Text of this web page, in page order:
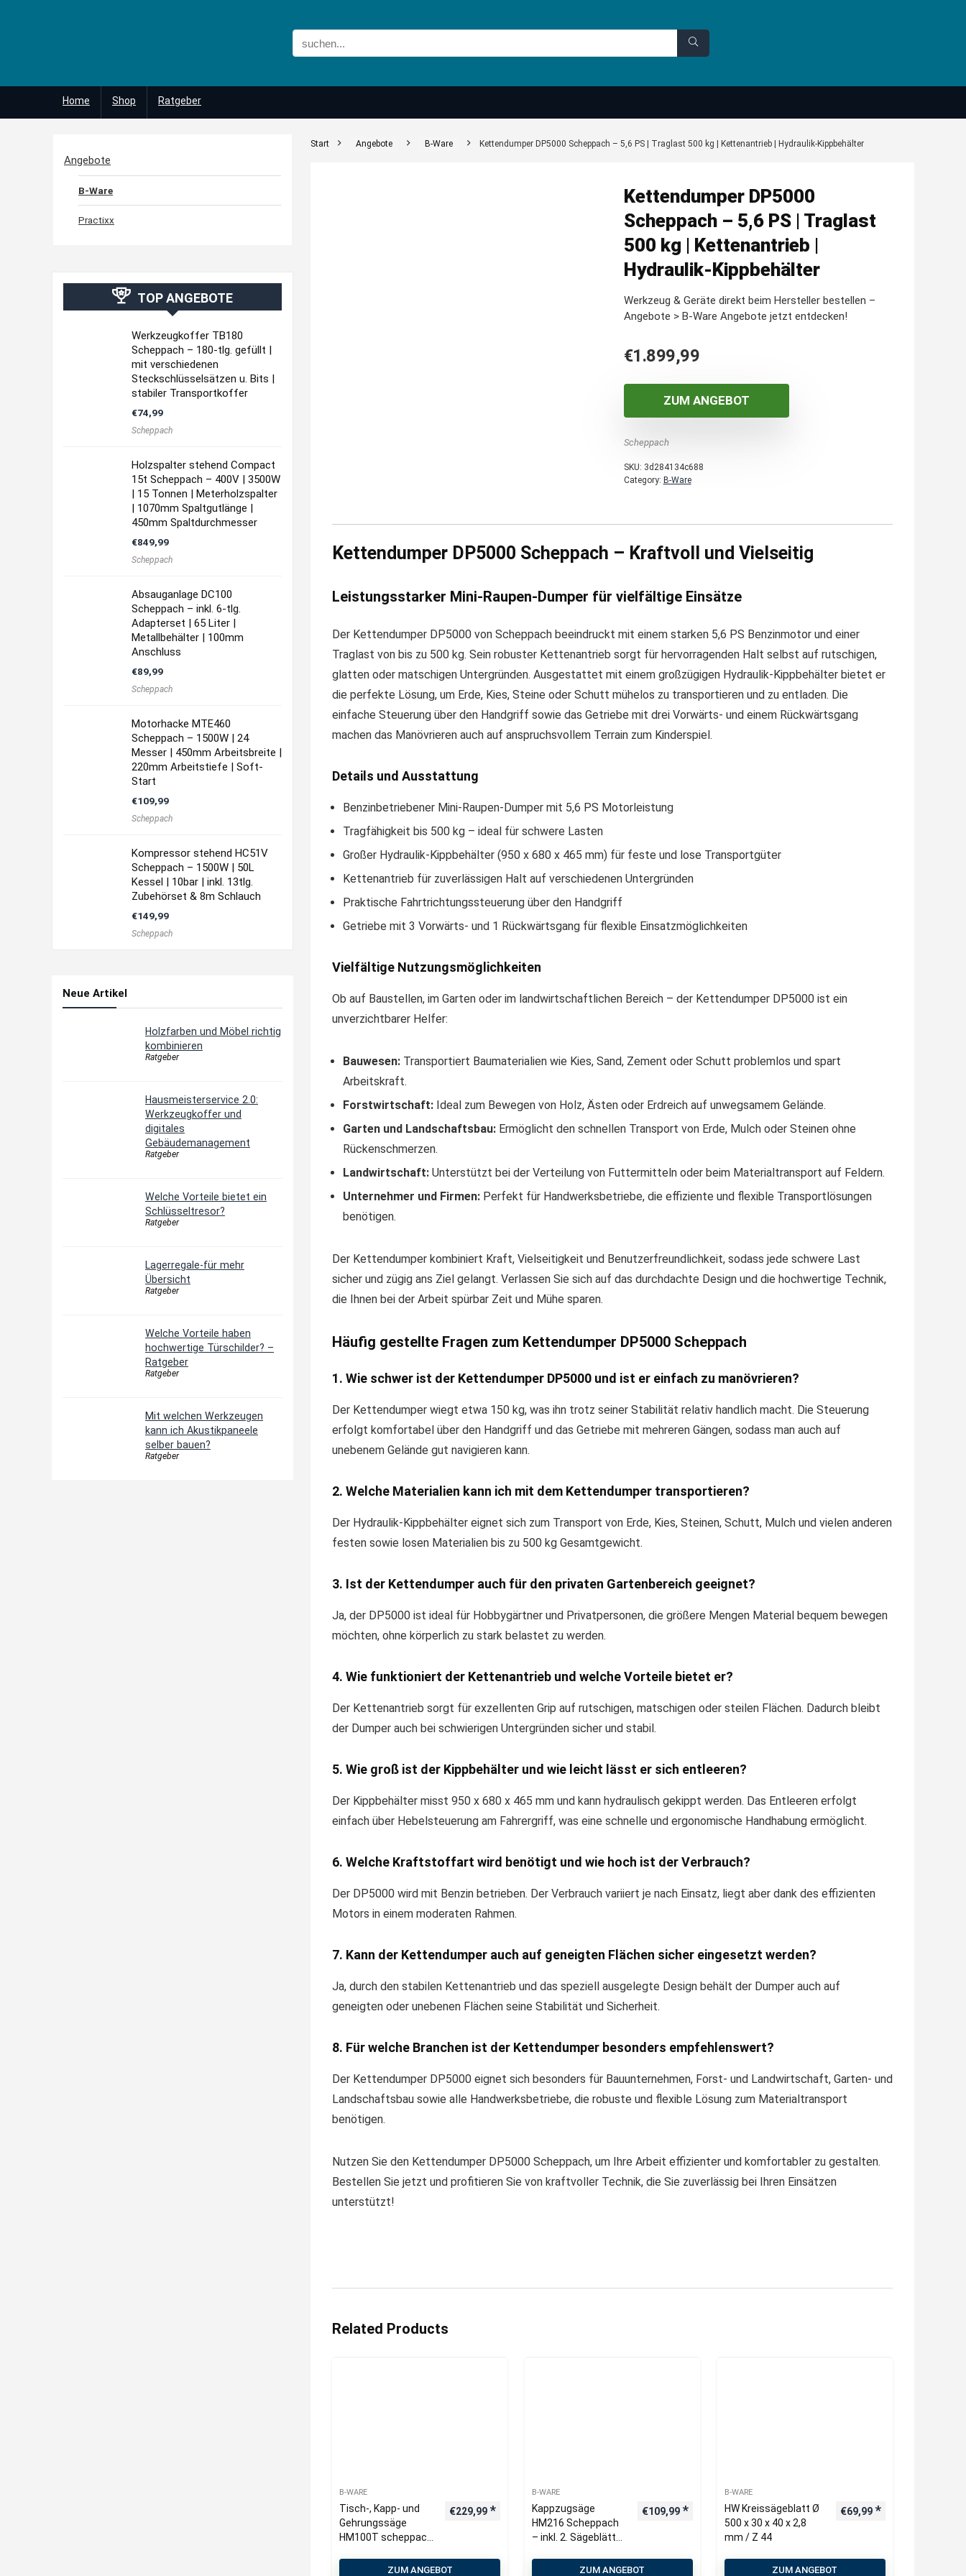
Home Shop Ratgeber
Start Angebote B-Ware Kettendumper DP5000 Scheppach – 5,6 PS | Traglast 500 kg | Kettenantrieb | Hydraulik-Kippbehälter
Kettendumper DP5000
Scheppach – 5,6 PS | Traglast
500 kg | Kettenantrieb |
Hydraulik-Kippbehälter
Werkzeug & Geräte direkt beim Hersteller bestellen –
Angebote > B-Ware Angebote jetzt entdecken!
€1.899,99
ZUM ANGEBOT
Scheppach
SKU: 3d284134c688
Category: B-Ware
Kettendumper DP5000 Scheppach – Kraftvoll und Vielseitig
Leistungsstarker Mini-Raupen-Dumper für vielfältige Einsätze
Der Kettendumper DP5000 von Scheppach beeindruckt mit einem starken 5,6 PS Benzinmotor und einer
Traglast von bis zu 500 kg. Sein robuster Kettenantrieb sorgt für hervorragenden Halt selbst auf rutschigen,
glatten oder matschigen Untergründen. Ausgestattet mit einem großzügigen Hydraulik-Kippbehälter bietet er
die perfekte Lösung, um Erde, Kies, Steine oder Schutt mühelos zu transportieren und zu entladen. Die
einfache Steuerung über den Handgriff sowie das Getriebe mit drei Vorwärts- und einem Rückwärtsgang
machen das Manövrieren auch auf anspruchsvollem Terrain zum Kinderspiel.
Details und Ausstattung
Benzinbetriebener Mini-Raupen-Dumper mit 5,6 PS Motorleistung
Tragfähigkeit bis 500 kg – ideal für schwere Lasten
Großer Hydraulik-Kippbehälter (950 x 680 x 465 mm) für feste und lose Transportgüter
Kettenantrieb für zuverlässigen Halt auf verschiedenen Untergründen
Praktische Fahrtrichtungssteuerung über den Handgriff
Getriebe mit 3 Vorwärts- und 1 Rückwärtsgang für flexible Einsatzmöglichkeiten
Vielfältige Nutzungsmöglichkeiten
Ob auf Baustellen, im Garten oder im landwirtschaftlichen Bereich – der Kettendumper DP5000 ist ein
unverzichtbarer Helfer:
Bauwesen: Transportiert Baumaterialien wie Kies, Sand, Zement oder Schutt problemlos und spart
Arbeitskraft.
Forstwirtschaft: Ideal zum Bewegen von Holz, Ästen oder Erdreich auf unwegsamem Gelände.
Garten und Landschaftsbau: Ermöglicht den schnellen Transport von Erde, Mulch oder Steinen ohne
Rückenschmerzen.
Landwirtschaft: Unterstützt bei der Verteilung von Futtermitteln oder beim Materialtransport auf Feldern.
Unternehmer und Firmen: Perfekt für Handwerksbetriebe, die effiziente und flexible Transportlösungen
benötigen.
Der Kettendumper kombiniert Kraft, Vielseitigkeit und Benutzerfreundlichkeit, sodass jede schwere Last
sicher und zügig ans Ziel gelangt. Verlassen Sie sich auf das durchdachte Design und die hochwertige Technik,
die Ihnen bei der Arbeit spürbar Zeit und Mühe sparen.
Häufig gestellte Fragen zum Kettendumper DP5000 Scheppach
1. Wie schwer ist der Kettendumper DP5000 und ist er einfach zu manövrieren?
Der Kettendumper wiegt etwa 150 kg, was ihn trotz seiner Stabilität relativ handlich macht. Die Steuerung
erfolgt komfortabel über den Handgriff und das Getriebe mit mehreren Gängen, sodass man auch auf
unebenem Gelände gut navigieren kann.
2. Welche Materialien kann ich mit dem Kettendumper transportieren?
Der Hydraulik-Kippbehälter eignet sich zum Transport von Erde, Kies, Steinen, Schutt, Mulch und vielen anderen
festen sowie losen Materialien bis zu 500 kg Gesamtgewicht.
3. Ist der Kettendumper auch für den privaten Gartenbereich geeignet?
Ja, der DP5000 ist ideal für Hobbygärtner und Privatpersonen, die größere Mengen Material bequem bewegen
möchten, ohne körperlich zu stark belastet zu werden.
4. Wie funktioniert der Kettenantrieb und welche Vorteile bietet er?
Der Kettenantrieb sorgt für exzellenten Grip auf rutschigen, matschigen oder steilen Flächen. Dadurch bleibt
der Dumper auch bei schwierigen Untergründen sicher und stabil.
5. Wie groß ist der Kippbehälter und wie leicht lässt er sich entleeren?
Der Kippbehälter misst 950 x 680 x 465 mm und kann hydraulisch gekippt werden. Das Entleeren erfolgt
einfach über Hebelsteuerung am Fahrergriff, was eine schnelle und ergonomische Handhabung ermöglicht.
6. Welche Kraftstoffart wird benötigt und wie hoch ist der Verbrauch?
Der DP5000 wird mit Benzin betrieben. Der Verbrauch variiert je nach Einsatz, liegt aber dank des effizienten
Motors in einem moderaten Rahmen.
7. Kann der Kettendumper auch auf geneigten Flächen sicher eingesetzt werden?
Ja, durch den stabilen Kettenantrieb und das speziell ausgelegte Design behält der Dumper auch auf
geneigten oder unebenen Flächen seine Stabilität und Sicherheit.
8. Für welche Branchen ist der Kettendumper besonders empfehlenswert?
Der Kettendumper DP5000 eignet sich besonders für Bauunternehmen, Forst- und Landwirtschaft, Garten- und
Landschaftsbau sowie alle Handwerksbetriebe, die robuste und flexible Lösung zum Materialtransport
benötigen.
Nutzen Sie den Kettendumper DP5000 Scheppach, um Ihre Arbeit effizienter und komfortabler zu gestalten.
Bestellen Sie jetzt und profitieren Sie von kraftvoller Technik, die Sie zuverlässig bei Ihren Einsätzen
unterstützt!
Related Products
B-WARE
Tisch-, Kapp- und
Gehrungssäge
HM100T scheppach
€229,99
ZUM ANGEBOT
B-WARE
Kappzugsäge
HM216 Scheppach
– inkl. 2. Sägeblätter
Schnittbreite |
€109,99
ZUM ANGEBOT
B-WARE
HW Kreissägeblatt Ø
500 x 30 x 40 x 2,8
mm / Z 44
€69,99
ZUM ANGEBOT
Angebote
B-Ware
Practixx
TOP ANGEBOTE
Werkzeugkoffer TB180
Scheppach – 180-tlg. gefüllt |
mit verschiedenen
Steckschlüsselsätzen u. Bits |
stabiler Transportkoffer
€74,99
Scheppach
Holzspalter stehend Compact
15t Scheppach – 400V | 3500W
| 15 Tonnen | Meterholzspalter
| 1070mm Spaltgutlänge |
450mm Spaltdurchmesser
€849,99
Scheppach
Absauganlage DC100
Scheppach – inkl. 6-tlg.
Adapterset | 65 Liter |
Metallbehälter | 100mm
Anschluss
€89,99
Scheppach
Motorhacke MTE460
Scheppach – 1500W | 24
Messer | 450mm Arbeitsbreite |
220mm Arbeitstiefe | Soft-
Start
€109,99
Scheppach
Kompressor stehend HC51V
Scheppach – 1500W | 50L
Kessel | 10bar | inkl. 13tlg.
Zubehörset & 8m Schlauch
€149,99
Scheppach
Neue Artikel
Holzfarben und Möbel richtig
kombinieren
Ratgeber
Hausmeisterservice 2.0:
Werkzeugkoffer und
digitales
Gebäudemanagement
Ratgeber
Welche Vorteile bietet ein
Schlüsseltresor?
Ratgeber
Lagerregale-für mehr
Übersicht
Ratgeber
Welche Vorteile haben
hochwertige Türschilder? –
Ratgeber
Ratgeber
Mit welchen Werkzeugen
kann ich Akustikpaneele
selber bauen?
Ratgeber